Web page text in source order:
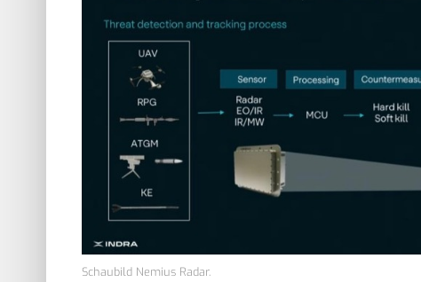
Schaubild Nemius Radar.